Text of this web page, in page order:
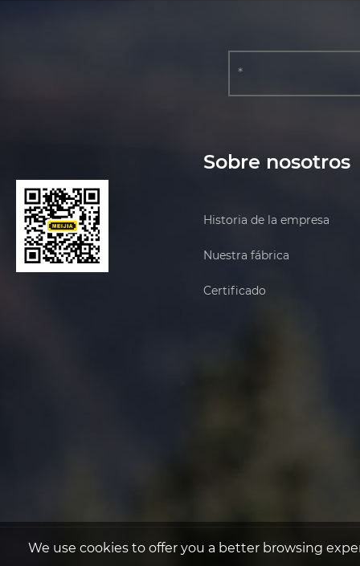
Sobre nosotros
Historia de la empresa
Nuestra fábrica
Certificado
We use cookies to offer you a better browsing